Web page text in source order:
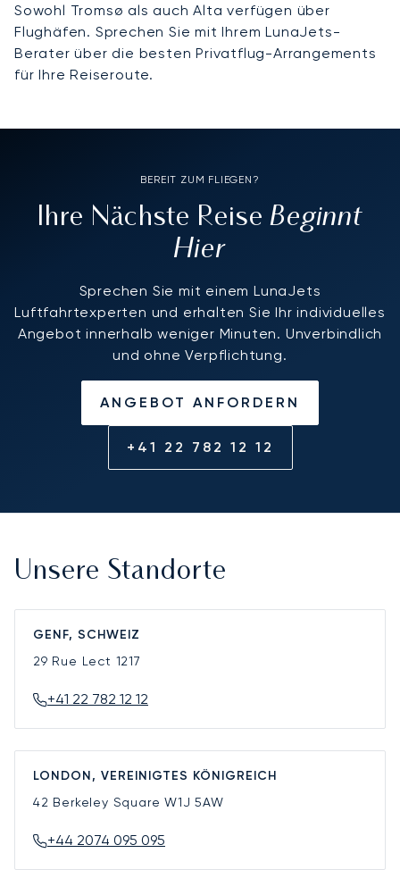
Sowohl Tromsø als auch Alta verfügen über
Flughäfen. Sprechen Sie mit Ihrem LunaJets-
Berater über die besten Privatflug-Arrangements
für Ihre Reiseroute.
BEREIT ZUM FLIEGEN?
Ihre Nächste ReiseBeginnt
Hier
Sprechen Sie mit einem LunaJets
Luftfahrtexperten und erhalten Sie Ihr individuelles
Angebot innerhalb weniger Minuten. Unverbindlich
und ohne Verpflichtung.
ANGEBOT ANFORDERN
+41 22 782 12 12
Unsere Standorte
GENF, SCHWEIZ
29 Rue Lect 1217
+41 22 782 12 12
LONDON, VEREINIGTES KÖNIGREICH
42 Berkeley SquareW1J 5AW
+44 2074 095 095